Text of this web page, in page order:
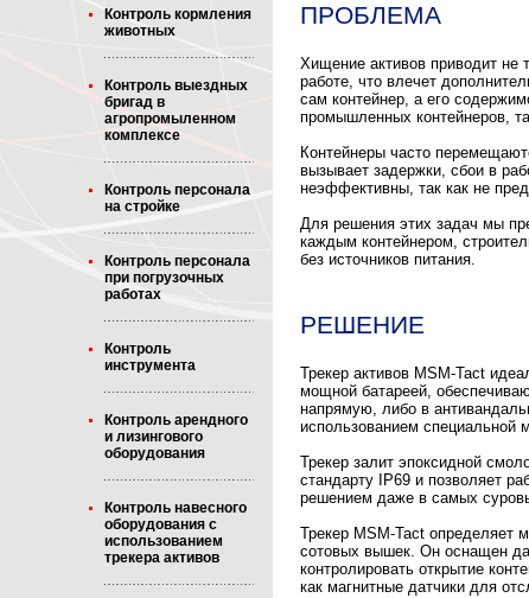
Контроль кормления
животных
Контроль выездных
бригад в
агропромыленном
комплексе
Контроль персонала
на стройке
Контроль персонала
при погрузочных
работах
Контроль
инструмента
Контроль арендного
и лизингового
оборудования
Контроль навесного
оборудования с
использованием
трекера активов
ПРОБЛЕМА
Хищение активов приводит не
работе, что влечет
сам контейнер, а его
промышленных контейнеров,
Контейнеры часто
вызывает задержки, сбои в
неэффективны, так как не
Для решения этих задач мы
каждым контейнером,
без источников питания.
РЕШЕНИЕ
Трекер активов MSM-Tact
мощной батареей,
напрямую, либо в
использованием специальной
Трекер залит эпоксидной
стандарту IP69 и позволяет
решением даже в самых
Трекер MSM-Tact определяет
сотовых вышек. Он оснащен
контролировать открытие
как магнитные датчики для